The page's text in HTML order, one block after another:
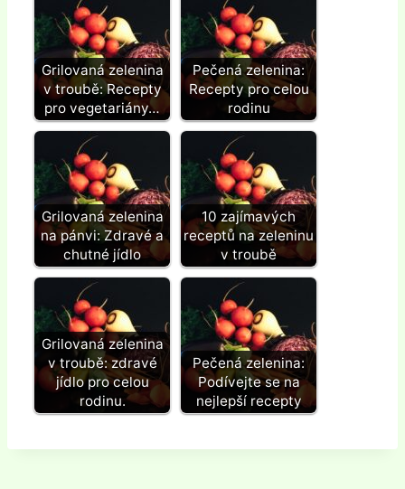
Grilovaná zelenina
v troubě: Recepty
pro vegetariány…
Pečená zelenina:
Recepty pro celou
rodinu
Grilovaná zelenina
na pánvi: Zdravé a
chutné jídlo
10 zajímavých
receptů na zeleninu
v troubě
Grilovaná zelenina
v troubě: zdravé
jídlo pro celou
rodinu.
Pečená zelenina:
Podívejte se na
nejlepší recepty